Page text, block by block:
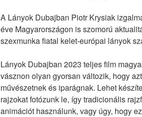
A Lányok Dubajban Piotr Krysiak
éve Magyarországon is szomorú
szexmunka fiatal kelet-európai lányok
Lányok Dubajban 2023 teljes film
vásznon olyan gyorsan változik, hogy
művészetnek és iparágnak. Lehet
rajzokat fotózunk le, így tradicionális
animációt használunk, vagy úgy, hogy